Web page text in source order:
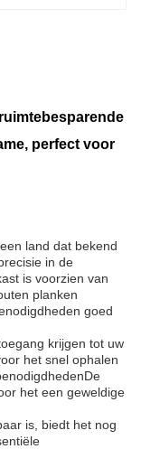
perfect voor
land dat bekend
in de
is voorzien van
planken
goed
krijgen tot uw
het snel ophalen
het een geweldige
is, biedt het nog